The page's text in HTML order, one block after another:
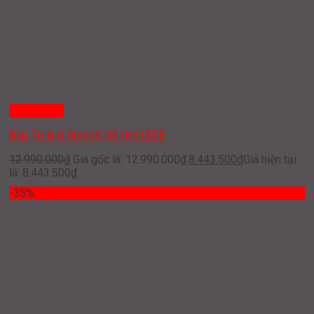
Bếp Từ Đôi GrandX GX IH615SE
12.990.000₫ Giá gốc là: 12.990.000₫. 8.443.500₫Giá hiện tại
là: 8.443.500₫.
-35%